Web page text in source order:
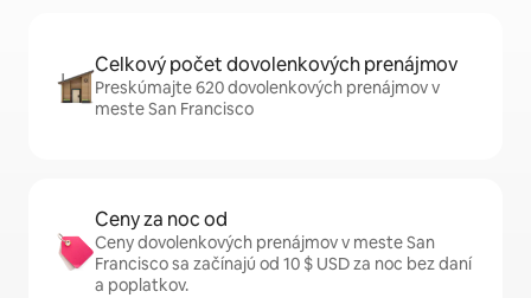
Celkový počet dovolenkových prenájmov
Preskúmajte 620 dovolenkových prenájmov v
meste San Francisco
Ceny za noc od
Ceny dovolenkových prenájmov v meste San
Francisco sa začínajú od 10 $ USD za noc bez daní
a poplatkov.